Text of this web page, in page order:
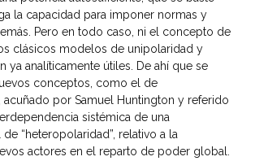
la capacidad para imponer normas y
Pero en todo caso, ni el concepto de
clásicos modelos de unipolaridad y
ya analíticamente útiles. De ahí que se
conceptos, como el de
acuñado por Samuel Huntington y referido
sistémica de una
“heteropolaridad”, relativo a la
actores en el reparto de poder global.